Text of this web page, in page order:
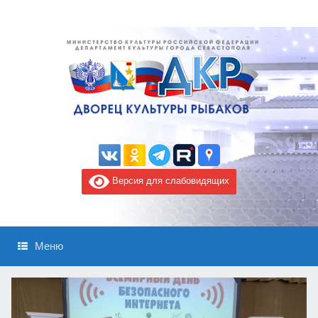
Версия для слабовидящих
Меню